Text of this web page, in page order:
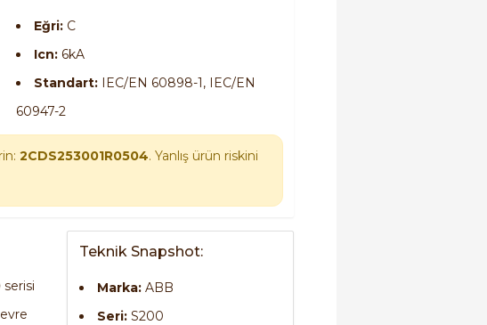
Eğri: C
Icn: 6kA
Standart: IEC/EN 60898-1, IEC/EN
60947-2
2CDS253001R0504. Yanlış ürün riskini
serisi
Teknik Snapshot:
Marka:ABB
Seri:S200